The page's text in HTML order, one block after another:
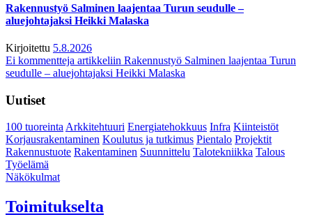
Rakennustyö Salminen laajentaa Turun seudulle –
aluejohtajaksi Heikki Malaska
Kirjoitettu 5.8.2026
Ei kommentteja artikkeliin Rakennustyö Salminen laajentaa Turun
seudulle – aluejohtajaksi Heikki Malaska
Uutiset
100 tuoreintaArkkitehtuuri Energiatehokkuus Infra Kiinteistöt
Korjausrakentaminen Koulutus ja tutkimus Pientalo Projektit
Rakennustuote Rakentaminen Suunnittelu Talotekniikka Talous
Työelämä
Näkökulmat
Toimitukselta